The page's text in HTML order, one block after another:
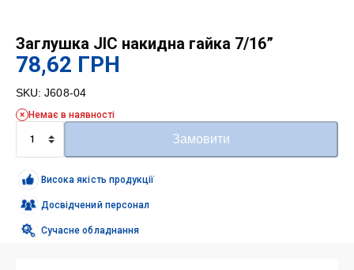
Заглушка JIC накидна гайка 7/16”
78,62 ГРН
SKU: J608-04
Немає в наявності
Заглушка
JIC
накидна
гайка
7/16''
кількість
Замовити
Висока якість продукції
Досвідчений персонал
Сучасне обладнання